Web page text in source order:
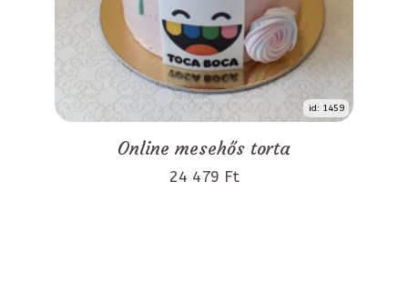
id: 1459
Online mesehős torta
24 479 Ft